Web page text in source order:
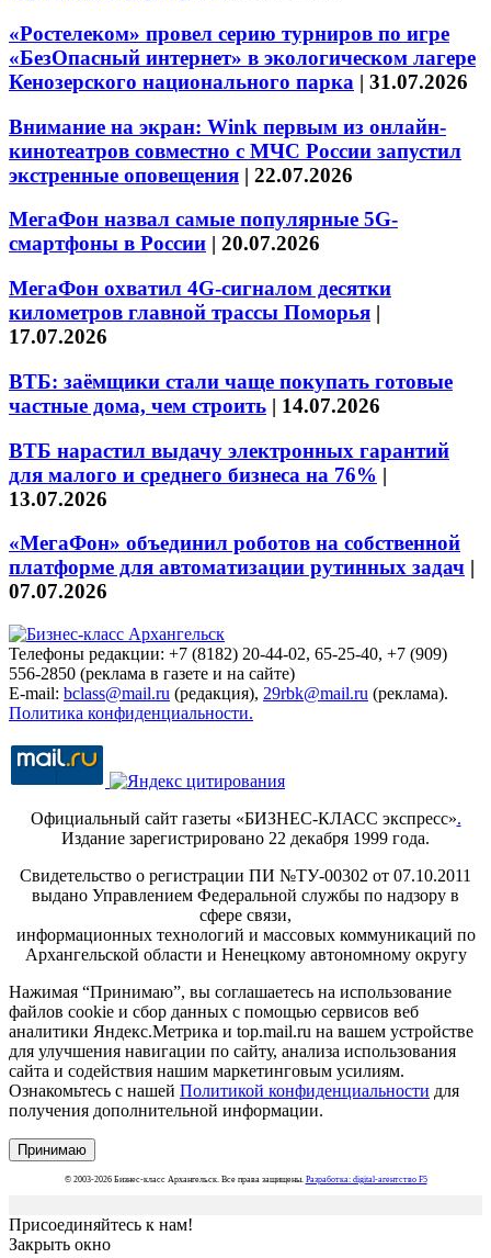
«Ростелеком» провел серию турниров по игре
«БезОпасный интернет» в экологическом лагере
Кенозерского национального парка | 31.07.2026
Внимание на экран: Wink первым из онлайн-
кинотеатров совместно с МЧС России запустил
экстренные оповещения | 22.07.2026
МегаФон назвал самые популярные 5G-
смартфоны в России | 20.07.2026
МегаФон охватил 4G-сигналом десятки
километров главной трассы Поморья |
17.07.2026
ВТБ: заёмщики стали чаще покупать готовые
частные дома, чем строить | 14.07.2026
ВТБ нарастил выдачу электронных гарантий
для малого и среднего бизнеса на 76% |
13.07.2026
«МегаФон» объединил роботов на собственной
платформе для автоматизации рутинных задач |
07.07.2026
Телефоны редакции: +7 (8182) 20-44-02, 65-25-40, +7 (909)
556-2850 (реклама в газете и на сайте)
E-mail: bclass@mail.ru (редакция), 29rbk@mail.ru (реклама).
Политика конфиденциальности.
Официальный сайт газеты «БИЗНЕС-КЛАСС экспресс».
Издание зарегистрировано 22 декабря 1999 года.
Свидетельство о регистрации ПИ №ТУ-00302 от 07.10.2011
выдано Управлением Федеральной службы по надзору в
сфере связи,
информационных технологий и массовых коммуникаций по
Архангельской области и Ненецкому автономному округу
Нажимая “Принимаю”, вы соглашаетесь на использование
файлов cookie и сбор данных с помощью сервисов веб
аналитики Яндекс.Метрика и top.mail.ru на вашем устройстве
для улучшения навигации по сайту, анализа использования
сайта и содействия нашим маркетинговым усилиям.
Ознакомьтесь с нашей Политикой конфиденциальности для
получения дополнительной информации.
Принимаю
© 2003-2026 Бизнес-класс Архангельск. Все права защищены. Разработка: digital-агентство F5
Присоединяйтесь к нам!
Закрыть окно